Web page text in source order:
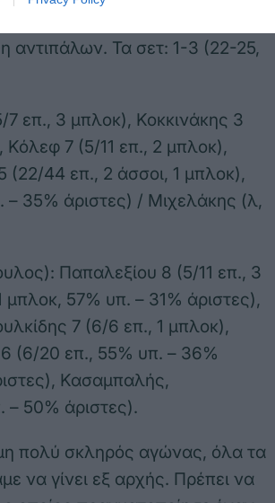
αντιπάλων. Τα σετ: 1-3 (22-25,
επ., 3 μπλοκ), Κοκκινάκης 3
Κόλεφ 7 (5/11 επ., 2 μπλοκ),
(22/44 επ., 2 άσσοι, 1 μπλοκ),
35% άριστες) / Μιχελάκης (λ,
Παπαλεξίου 8 (5/11 επ., 3
57% υπ. – 31% άριστες),
7 (6/6 επ., 1 μπλοκ),
(6/20 επ., 55% υπ. – 36%
Κασαμπαλής,
50% άριστες).
πολύ σκληρός αγώνας, όλα τα
να γίνει εξ αρχής. Πρέπει να